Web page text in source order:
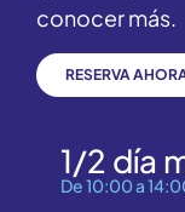
conocer más.
RESERVA
1/2 día
De 10:00 a